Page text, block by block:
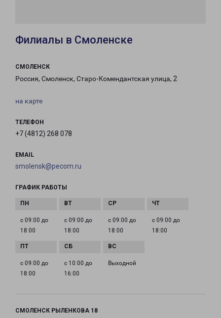
Филиалы в Смоленске
СМОЛЕНСК
Россия, Смоленск, Старо-Комендантская улица, 2
на карте
ТЕЛЕФОН
+7 (4812) 268 078
EMAIL
smolensk@pecom.ru
ГРАФИК РАБОТЫ
с 09:00 до
18:00
с 09:00 до
18:00
с 09:00 до
18:00
с 09:00 до
18:00
с 09:00 до
18:00
с 10:00 до
16:00
Выходной
СМОЛЕНСК РЫЛЕНКОВА 18